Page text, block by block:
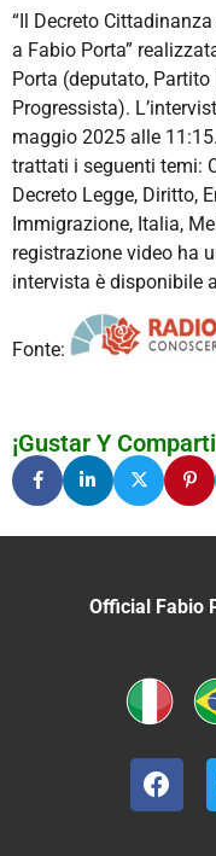
“Il Decreto
a Fabio Porta”
Porta (deputato,
Progressista).
maggio 2025 alle
trattati i seguenti temi:
Decreto Legge, Diritto,
Immigrazione, Italia,
registrazione video ha
intervista è disponibile
Fonte:
¡Gustar Y
Official Fabio